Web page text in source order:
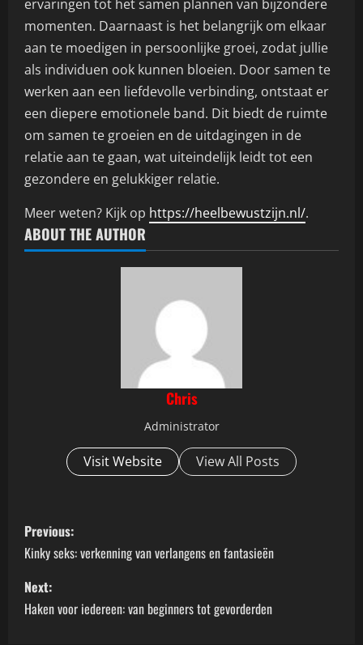
ervaringen tot het samen plannen van bijzondere
momenten. Daarnaast is het belangrijk om elkaar
aan te moedigen in persoonlijke groei, zodat jullie
als individuen ook kunnen bloeien. Door samen te
werken aan een liefdevolle verbinding, ontstaat er
een diepere emotionele band. Dit biedt de ruimte
om samen te groeien en de uitdagingen in de
relatie aan te gaan, wat uiteindelijk leidt tot een
gezondere en gelukkiger relatie.
Meer weten? Kijk op https://heelbewustzijn.nl/.
ABOUT THE AUTHOR
Chris
Administrator
Visit Website View All Posts
P
o
s
t
Previous:
Kinky seks: verkenning van verlangens en fantasieën
Next:
Haken voor iedereen: van beginners tot gevorderden